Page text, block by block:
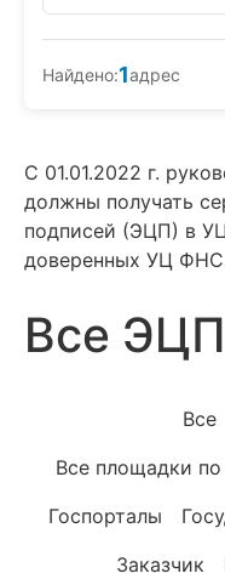
Найдено:1адрес
С 01.01.2022 г.
должны получать
подписей (ЭЦП) в
доверенных УЦ
Все
Все
Все площадки по
Госпорталы
Заказчик